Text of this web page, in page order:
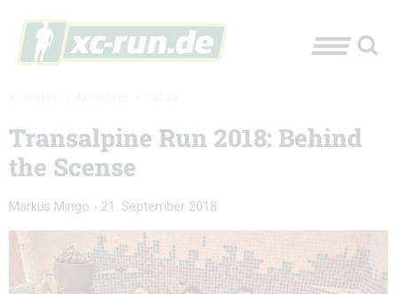
Transalpine Run 2018: Behind
the Scense
Markus Mingo - 21. September 2018